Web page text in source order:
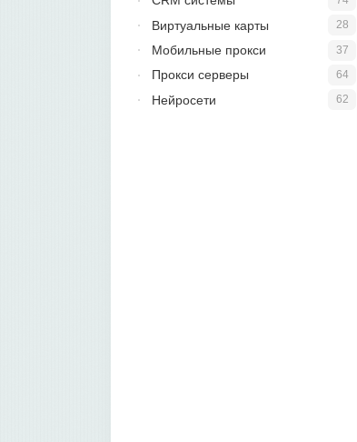
28
Виртуальные карты
37
Мобильные прокси
64
Прокси серверы
62
Нейросети